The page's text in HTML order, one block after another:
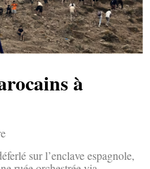
à
sur l’enclave espagnole,